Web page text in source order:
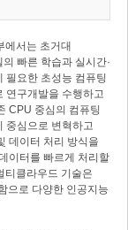
에서는 초거대
빠른 학습과 실시간·
필요한 초성능 컴퓨팅
연구개발을 수행하고
CPU 중심의 컴퓨팅
중심으로 변혁하고
데이터 처리 방식을
이터를 빠르게 처리할
티클라우드 기술은
으로 다양한 인공지능